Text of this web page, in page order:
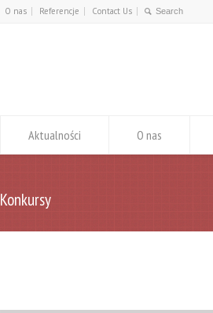
O nas Referencje Contact Us
Aktualności O nas
Konkursy